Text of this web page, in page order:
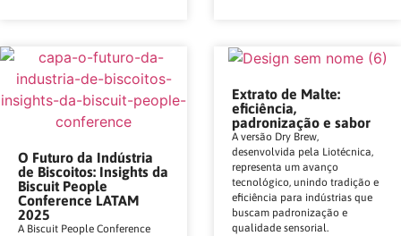
O Futuro da Indústria
de Biscoitos: Insights da
Biscuit People
Conference LATAM
2025
A Biscuit People Conference
Extrato de Malte:
eficiência,
padronização e sabor
A versão Dry Brew,
desenvolvida pela Liotécnica,
representa um avanço
tecnológico, unindo tradição e
eficiência para indústrias que
buscam padronização e
qualidade sensorial.